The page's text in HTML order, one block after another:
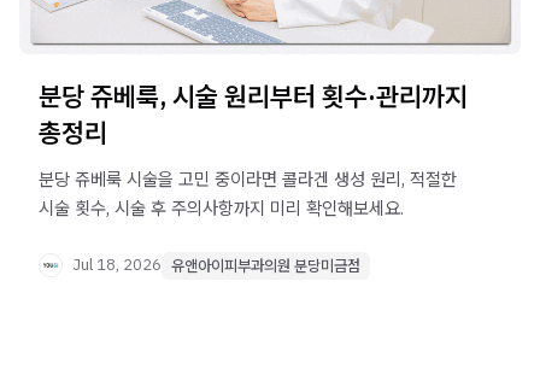
분당 쥬베룩, 시술 원리부터 횟수·관리까지
총정리
분당 쥬베룩 시술을 고민 중이라면 콜라겐 생성 원리, 적절한
시술 횟수, 시술 후 주의사항까지 미리 확인해보세요.
Jul 18, 2026 유앤아이피부과의원 분당미금점